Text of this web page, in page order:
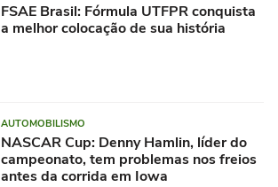
FSAE Brasil: Fórmula UTFPR conquista
a melhor colocação de sua história
AUTOMOBILISMO
NASCAR Cup: Denny Hamlin, líder do
campeonato, tem problemas nos freios
antes da corrida em Iowa